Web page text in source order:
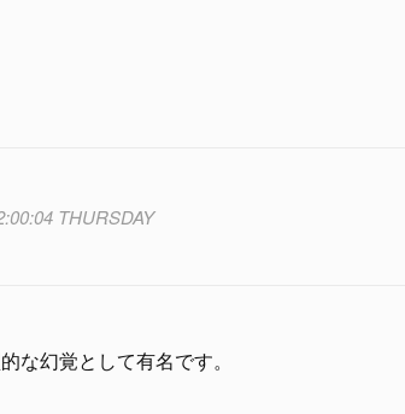
THURSDAY
な幻覚として有名です。